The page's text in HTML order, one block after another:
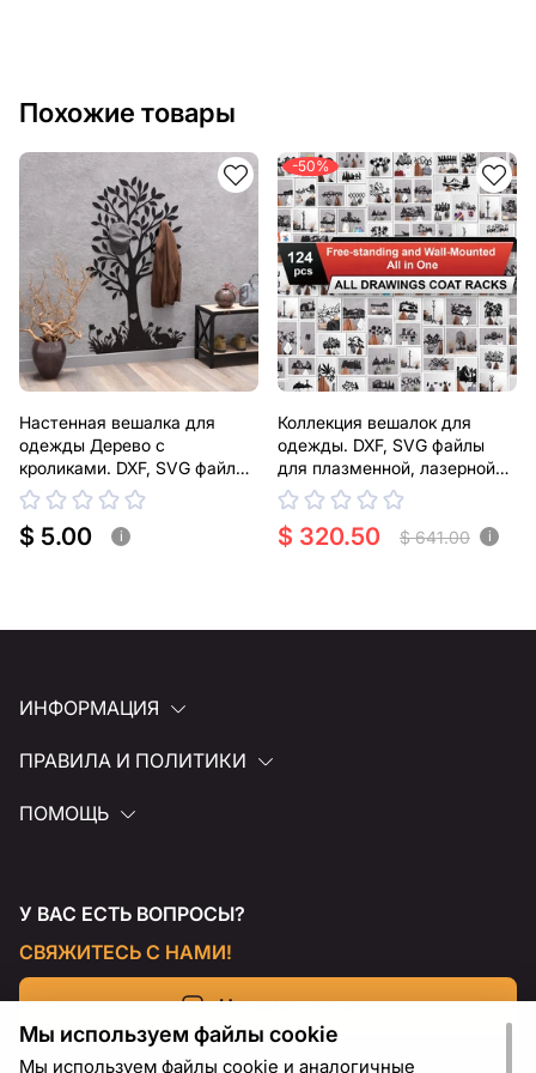
Похожие товары
Настенная вешалка для
одежды Дерево с
кроликами. DXF, SVG файлы
для плазменной, лазерной
резки
$ 5.00 i
-50%
Коллекция вешалок для
одежды. DXF, SVG файлы
для плазменной, лазерной
резки
$ 320.50 $ 641.00 i
ИНФОРМАЦИЯ
ПРАВИЛА И ПОЛИТИКИ
ПОМОЩЬ
У ВАС ЕСТЬ ВОПРОСЫ?
СВЯЖИТЕСЬ С НАМИ!
Напишите нам
Мы используем файлы cookie
Мы используем файлы cookie и аналогичные